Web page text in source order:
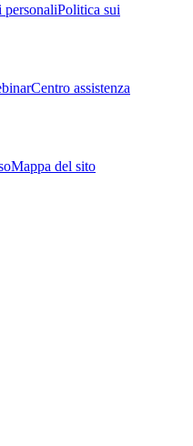
personaliPolitica sui
Centro assistenza
Mappa del sito